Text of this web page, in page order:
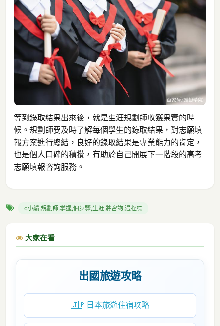
等到錄取結果出來後，就是生涯規劃師收獲果實的時
候。規劃師要及時了解每個學生的錄取結果，對志願填
報方案進行總結，良好的錄取結果是專業能力的肯定，
也是個人口碑的積攢，有助於自己開展下一階段的高考
志願填報咨詢服務。
c小編,規劃師,掌握,個步驟,生涯,將咨詢,過程標
大家在看
出國旅遊攻略
🇯🇵 日本旅遊住宿攻略